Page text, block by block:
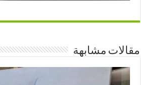
مقالات مشابهة